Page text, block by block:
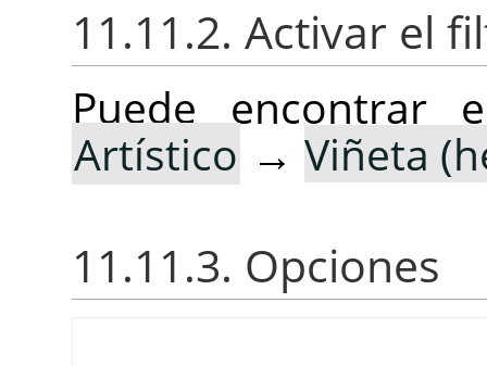
11.11.2. Activar el
Puede
Artístico → Viñeta
11.11.3. Opciones